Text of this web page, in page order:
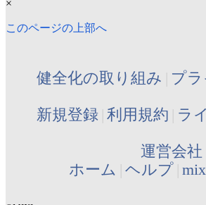
×
このページの上部へ
健全化の取り組み プ
新規登録 利用規約 ラ
運営会社
ホーム ヘルプ